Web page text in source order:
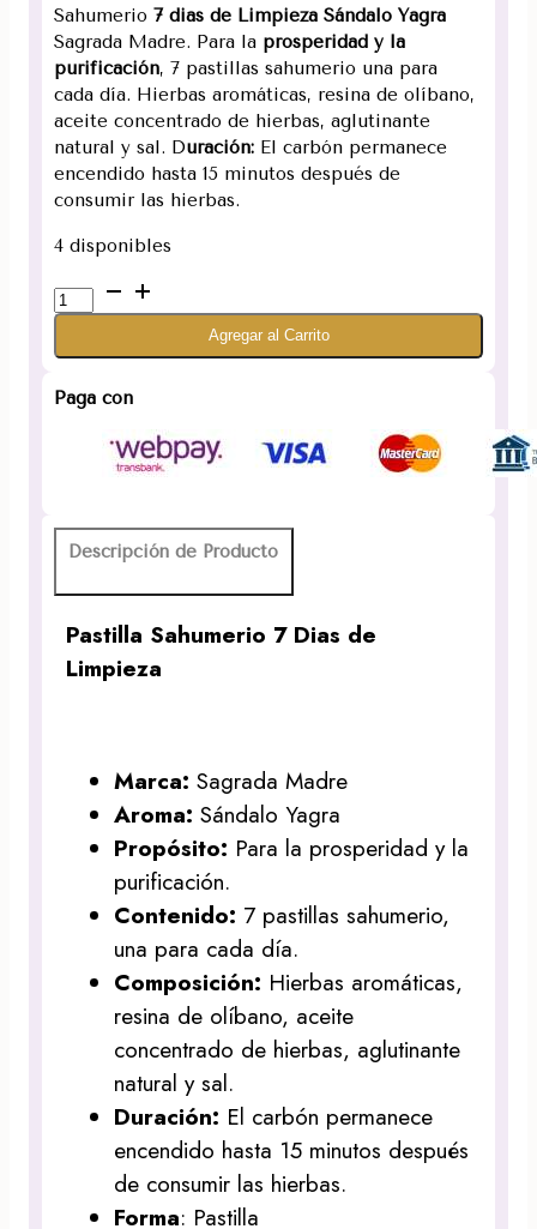
Sahumerio7 dias de Limpieza Sándalo Yagra
Sagrada Madre. Para la prosperidad y la
purificación, 7 pastillas sahumerio una para
cada día. Hierbas aromáticas, resina de olíbano,
aceite concentrado de hierbas, aglutinante
natural y sal. Duración: El carbón permanece
encendido hasta 15 minutos después de
consumir las hierbas.
4 disponibles
Sahumerio
7
Limpieza
Sagrada
cantidad
Agregar al Carrito
Paga con
Descripción de Producto
Pastilla Sahumerio 7 Dias de
Limpieza
Marca: Sagrada Madre
Aroma: Sándalo Yagra
Propósito: Para la prosperidad y la
purificación.
Contenido: 7 pastillas sahumerio,
una para cada día.
Composición: Hierbas aromáticas,
resina de olíbano, aceite
concentrado de hierbas, aglutinante
natural y sal.
Duración: El carbón permanece
encendido hasta 15 minutos después
de consumir las hierbas.
Forma: Pastilla